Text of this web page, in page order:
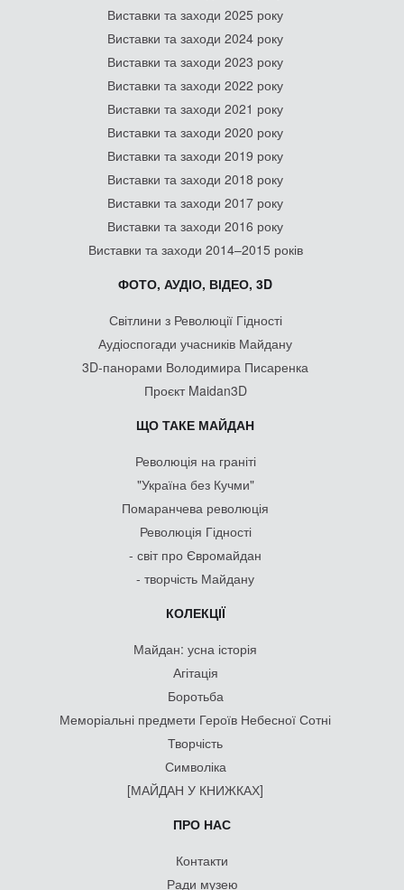
Виставки та заходи 2025 року
Виставки та заходи 2024 року
Виставки та заходи 2023 року
Виставки та заходи 2022 року
Виставки та заходи 2021 року
Виставки та заходи 2020 року
Виставки та заходи 2019 року
Виставки та заходи 2018 року
Виставки та заходи 2017 року
Виставки та заходи 2016 року
Виставки та заходи 2014–2015 років
ФОТО, АУДІО, ВІДЕО, 3D
Світлини з Революції Гідності
Аудіоспогади учасників Майдану
3D-панорами Володимира Писаренка
Проєкт Maidan3D
ЩО ТАКЕ МАЙДАН
Революція на граніті
"Україна без Кучми"
Помаранчева революція
Революція Гідності
- світ про Євромайдан
- творчість Майдану
КОЛЕКЦІЇ
Майдан: усна історія
Агітація
Боротьба
Меморіальні предмети Героїв Небесної Сотні
Творчість
Символіка
[МАЙДАН У КНИЖКАХ]
ПРО НАС
Контакти
Ради музею